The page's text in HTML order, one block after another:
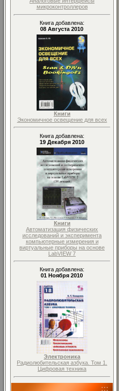
микроконтроллеров
Книга добавлена:
08 Августа 2010
Книги
Экономичное освещение для всех
Книга добавлена:
19 Декабря 2010
Книги
Автоматизация физических
исследований и эксперимента
компьютерные измерения и
виртуальные приборы на основе
LabVIEW 7
Книга добавлена:
01 Ноября 2010
Электроника
Радиолюбительская азбука. Том 1.
Цифровая техника